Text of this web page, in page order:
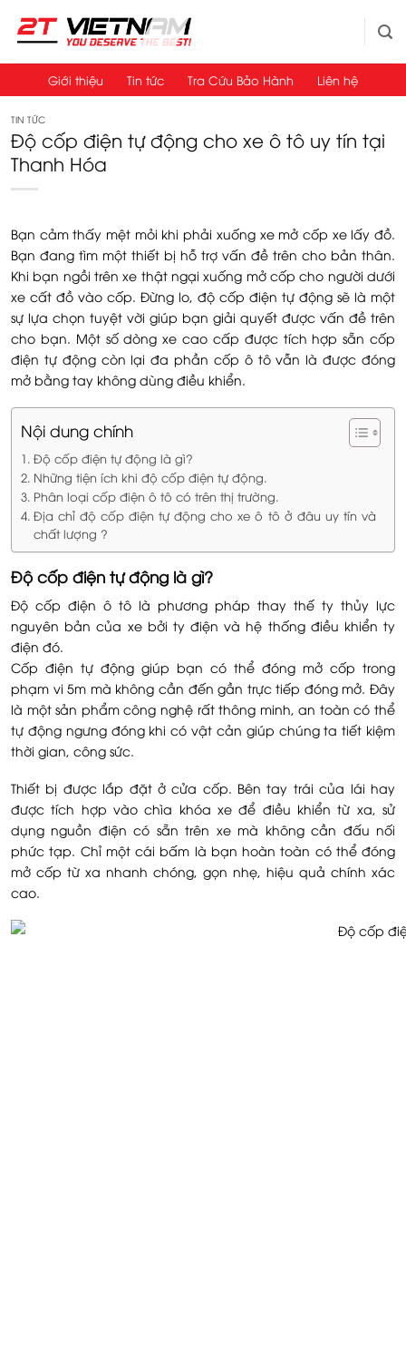
qua
Giới thiệu Tin tức Tra Cứu Bảo Hành Liên hệ
TIN TỨC
Độ cốp điện tự động cho xe ô tô uy tín tại
Thanh Hóa
Bạn cảm thấy mệt mỏi khi phải xuống xe mở cốp xe lấy đồ.
Bạn đang tìm một thiết bị hỗ trợ vấn đề trên cho bản thân.
Khi bạn ngồi trên xe thật ngại xuống mở cốp cho người dưới
xe cất đồ vào cốp. Đừng lo, độ cốp điện tự động sẽ là một
sự lựa chọn tuyệt vời giúp bạn giải quyết được vấn đề trên
cho bạn. Một số dòng xe cao cấp được tích hợp sẵn cốp
điện tự động còn lại đa phần cốp ô tô vẫn là được đóng
mở bằng tay không dùng điều khiển.
Nội dung chính
Độ cốp điện tự động là gì?
Những tiện ích khi độ cốp điện tự động.
Phân loại cốp điện ô tô có trên thị trường.
Địa chỉ độ cốp điện tự động cho xe ô tô ở đâu uy tín và
chất lượng ?
Độ cốp điện tự động là gì?
Độ cốp điện ô tô là phương pháp thay thế ty thủy lực
nguyên bản của xe bởi ty điện và hệ thống điều khiển ty
điện đó.
Cốp điện tự động giúp bạn có thể đóng mở cốp trong
phạm vi 5m mà không cần đến gần trực tiếp đóng mở. Đây
là một sản phẩm công nghệ rất thông minh, an toàn có thể
tự động ngưng đóng khi có vật cản giúp chúng ta tiết kiệm
thời gian, công sức.
Thiết bị được lắp đặt ở cửa cốp. Bên tay trái của lái hay
được tích hợp vào chìa khóa xe để điều khiển từ xa, sử
dụng nguồn điện có sẵn trên xe mà không cần đấu nối
phức tạp. Chỉ một cái bấm là bạn hoàn toàn có thể đóng
mở cốp từ xa nhanh chóng, gọn nhẹ, hiệu quả chính xác
cao.